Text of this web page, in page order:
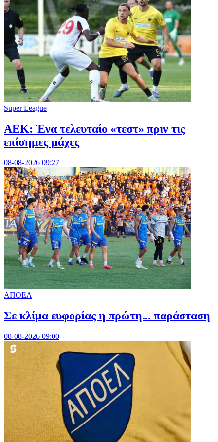
Super League
ΑΕΚ: Ένα τελευταίο «τεστ» πριν τις
επίσημες μάχες
08-08-2026 09:27
ΑΠΟΕΛ
Σε κλίμα ευφορίας η πρώτη... παράσταση
08-08-2026 09:00